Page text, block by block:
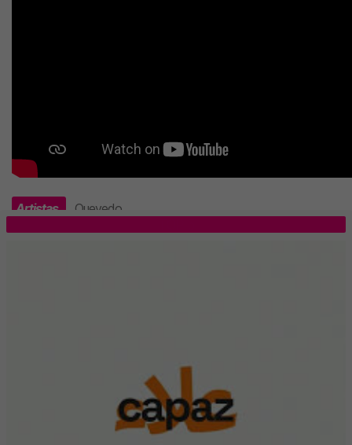
Artistas Quevedo